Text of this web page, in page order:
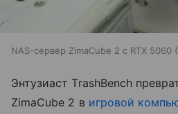
NAS-сервер ZimaCube 2 с RTX 5060
Энтузиаст TrashBench
ZimaCube 2 в игровой